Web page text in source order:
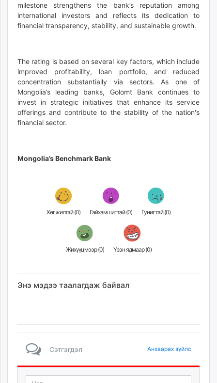
milestone strengthens the bank’s reputation among
international investors and reflects its dedication to
financial transparency, stability, and sustainable growth.
The rating is based on several key factors, which include
improved profitability, loan portfolio, and reduced
concentration substantially via sectors. As one of
Mongolia’s leading banks, Golomt Bank continues to
invest in strategic initiatives that enhance its service
offerings and contribute to the stability of the nation's
financial sector.
Mongolia’s Benchmark Bank
Хөгжилтэй (0) Гайхамшигтай (0) Гунигтай (0)
Жихүүцмээр (0) Үзэн ядмаар (0)
Энэ мэдээ таалагдаж байвал
Сэтгэгдэл Анхаарах зүйлс